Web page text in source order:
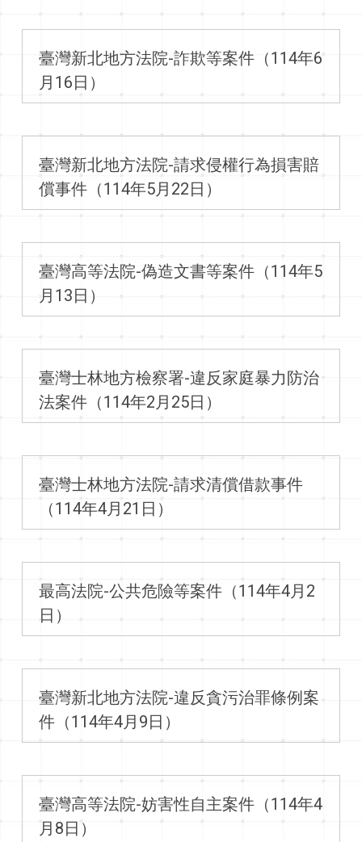
臺灣新北地方法院-詐欺等案件（114年6
月16日）
臺灣新北地方法院-請求侵權行為損害賠
償事件（114年5月22日）
臺灣高等法院-偽造文書等案件（114年5
月13日）
臺灣士林地方檢察署-違反家庭暴力防治
法案件（114年2月25日）
臺灣士林地方法院-請求清償借款事件
（114年4月21日）
最高法院-公共危險等案件（114年4月2
日）
臺灣新北地方法院-違反貪污治罪條例案
件（114年4月9日）
臺灣高等法院-妨害性自主案件（114年4
月8日）